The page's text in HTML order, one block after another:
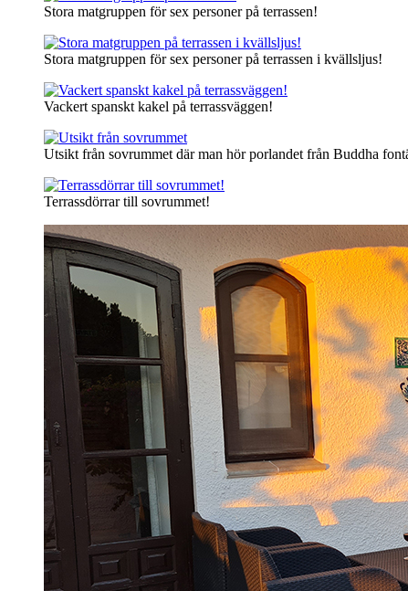
Stora matgruppen för sex personer på terrassen!
Stora matgruppen för sex personer på terrassen i kvällsljus!
Vackert spanskt kakel på terrassväggen!
Utsikt från sovrummet där man hör porlandet från Buddha
Terrassdörrar till sovrummet!